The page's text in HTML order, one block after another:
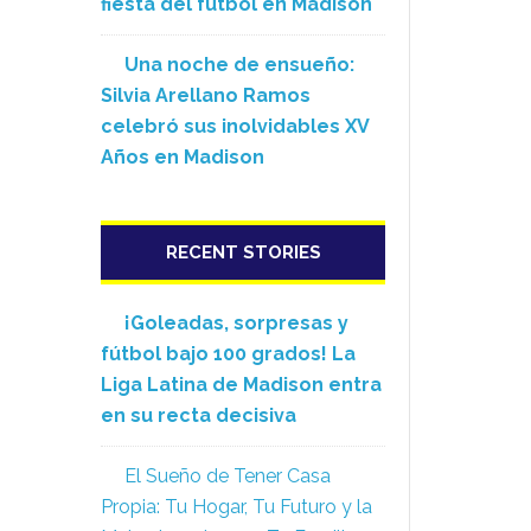
Una noche de ensueño:
Silvia Arellano Ramos
celebró sus inolvidables XV
Años en Madison
RECENT STORIES
¡Goleadas, sorpresas y
fútbol bajo 100 grados! La
Liga Latina de Madison entra
en su recta decisiva
El Sueño de Tener Casa
Propia: Tu Hogar, Tu Futuro y la